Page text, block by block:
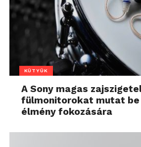
KÜTYÜK
A Sony magas
fülmonitorokat mutat be
élmény fokozására